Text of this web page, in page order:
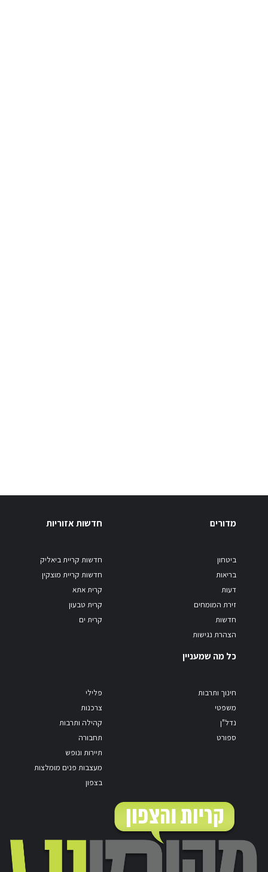
מדורים
ביטחון
בריאות
דעות
זירת המומחים
חדשות
הצהרת נגישות
חדשות אזוריות
חדשות קריית ביאליק
חדשות קריית מוצקין
קרית אתא
קרית טבעון
קרית ים
כל מה שמעניין
חינוך ותרבות
משפטי
נדל"ן
ספורט
פלילי
צרכנות
קהילה ותרבות
תחבורה
תיירות ונופש
מעצבות פנים מומלצות
בצפון